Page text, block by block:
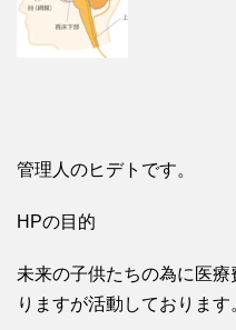
管理人のヒデトです。
HPの目的
未来の子供たちの為に医
りますが活動しております